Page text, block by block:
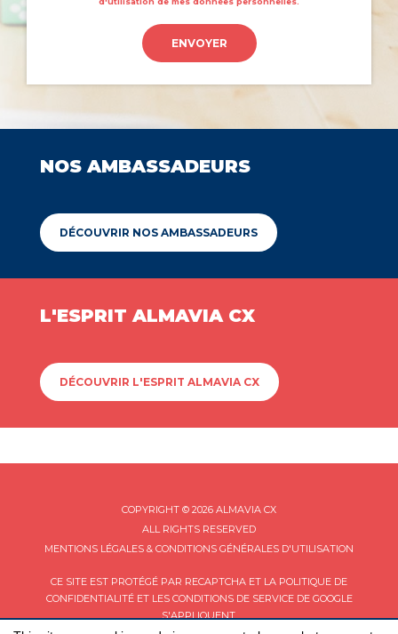
ENVOYER
NOS AMBASSADEURS
DÉCOUVRIR NOS AMBASSADEURS
L'ESPRIT ALMAVIA CX
DÉCOUVRIR L'ESPRIT ALMAVIA CX
COPYRIGHT © 2026 ALMAVIA CX
ALL RIGHTS RESERVED
MENTIONS LÉGALES & CONDITIONS GÉNÉRALES D'UTILISATION
CE SITE EST PROTÉGÉ PAR RECAPTCHA ET LA POLITIQUE DE
CONFIDENTIALITÉET LES CONDITIONS DE SERVICEDE GOOGLE
S'APPLIQUENT.